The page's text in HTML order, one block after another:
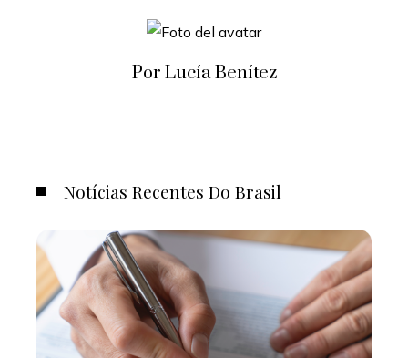
Por Lucía Benítez
Notícias Recentes Do Brasil